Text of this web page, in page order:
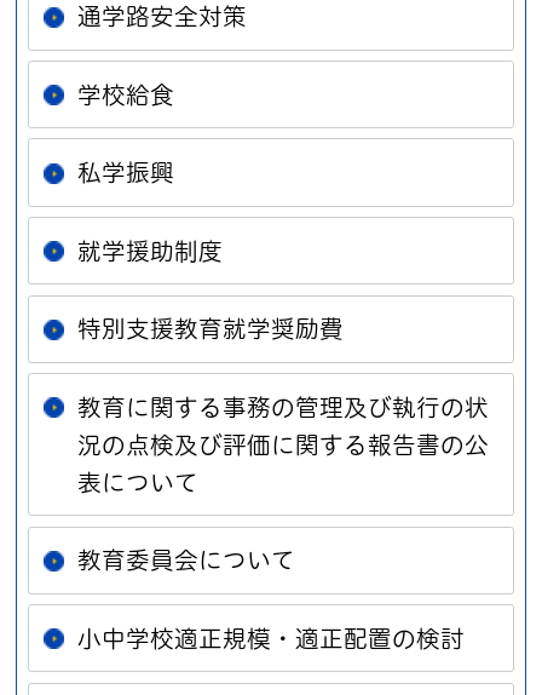
通学路安全対策
学校給食
私学振興
就学援助制度
特別支援教育就学奨励費
教育に関する事務の管理及び執行の状
況の点検及び評価に関する報告書の公
表について
教育委員会について
小中学校適正規模・適正配置の検討